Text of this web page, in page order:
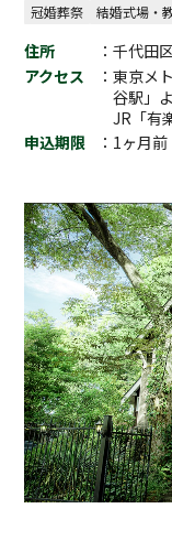
冠婚葬祭 結婚式場・
住所
：千代田
アクセス
：東京メ
谷駅」
JR「有
申込期限
：1ヶ月前